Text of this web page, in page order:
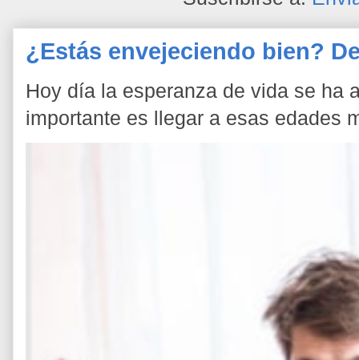
¿Estás envejeciendo bien?
Hoy día la esperanza de vida se ha
importante es llegar a esas edades